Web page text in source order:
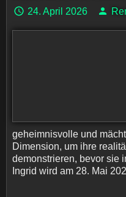
24. April 2026
geheimnisvolle und
Dimension, um ihre
demonstrieren, bevor sie
Ingrid wird am 28. Mai